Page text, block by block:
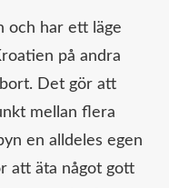
och har ett läge
på andra
Det gör att
mellan flera
en alldeles egen
att äta något gott